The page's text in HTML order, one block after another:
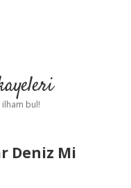
ilham bul!
Deniz Mi